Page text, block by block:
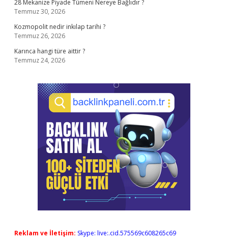
28 Mekanize Piyade Tümeni Nereye Bağlıdır ?
Temmuz 30, 2026
Kozmopolit nedir inkılap tarihi ?
Temmuz 26, 2026
Karınca hangi türe aittir ?
Temmuz 24, 2026
Reklam ve İletişim: Skype: live:.cid.575569c608265c69